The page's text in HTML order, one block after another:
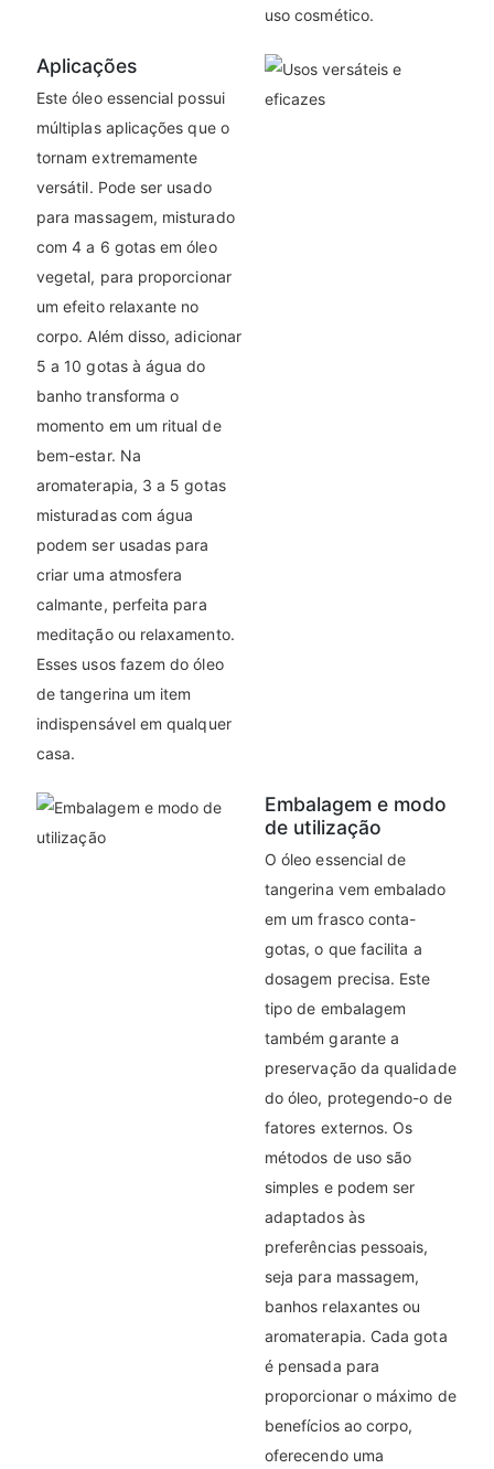
uso cosmético.
Aplicações
Este óleo essencial possui
múltiplas aplicações que o
tornam extremamente
versátil. Pode ser usado
para massagem, misturado
com 4 a 6 gotas em óleo
vegetal, para proporcionar
um efeito relaxante no
corpo. Além disso, adicionar
5 a 10 gotas à água do
banho transforma o
momento em um ritual de
bem-estar. Na
aromaterapia, 3 a 5 gotas
misturadas com água
podem ser usadas para
criar uma atmosfera
calmante, perfeita para
meditação ou relaxamento.
Esses usos fazem do óleo
de tangerina um item
indispensável em qualquer
casa.
Embalagem e modo
de utilização
O óleo essencial de
tangerina vem embalado
em um frasco conta-
gotas, o que facilita a
dosagem precisa. Este
tipo de embalagem
também garante a
preservação da qualidade
do óleo, protegendo-o de
fatores externos. Os
métodos de uso são
simples e podem ser
adaptados às
preferências pessoais,
seja para massagem,
banhos relaxantes ou
aromaterapia. Cada gota
é pensada para
proporcionar o máximo de
benefícios ao corpo,
oferecendo uma